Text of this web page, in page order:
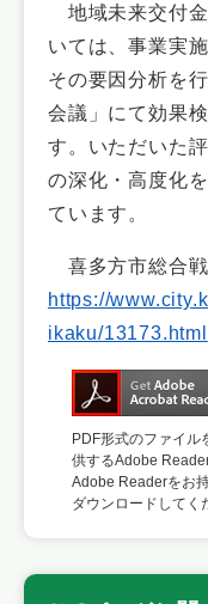
地域未来交付金
いては、事業実
その要因分析を
会議」にて効果
す。いただいた
の深化・高度化
ています。
喜多方市総合
https://
ikaku/13173.html
PDF形式のファイル
供するAdobe
Adobe Readerをお
ダウンロードしてく